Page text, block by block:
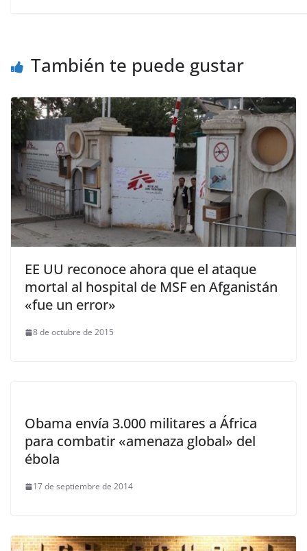
También te puede gustar
EE UU reconoce ahora que el ataque
mortal al hospital de MSF en Afganistán
«fue un error»
8 de octubre de 2015
Obama envía 3.000 militares a África
para combatir «amenaza global» del
ébola
17 de septiembre de 2014